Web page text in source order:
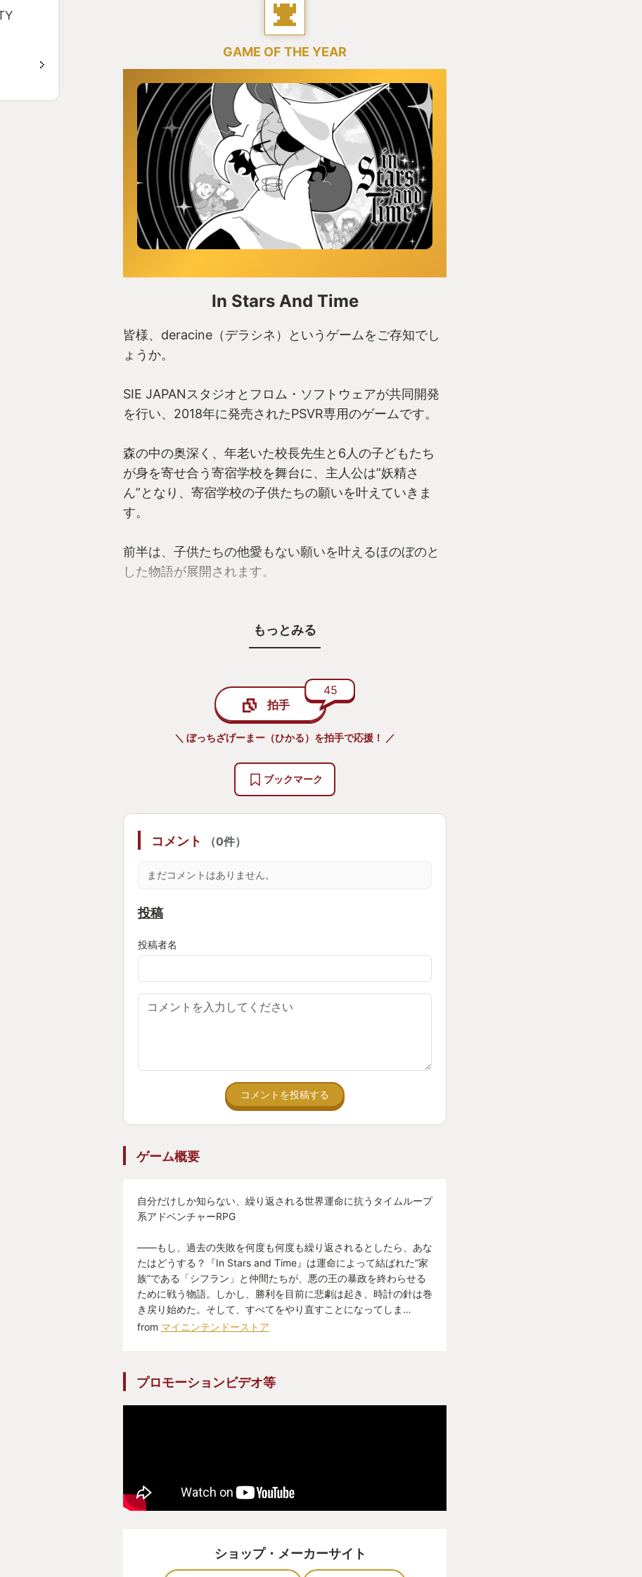
GAME OF THE YEAR
In Stars And Time
皆様、deracine（デラシネ）というゲームをご存知でし
ょうか。
SIE JAPANスタジオとフロム・ソフトウェアが共同開発
を行い、2018年に発売されたPSVR専用のゲームです。
森の中の奥深く、年老いた校長先生と6人の子どもたち
が身を寄せ合う寄宿学校を舞台に、主人公は”妖精さ
ん”となり、寄宿学校の子供たちの願いを叶えていきま
す。
前半は、子供たちの他愛もない願いを叶えるほのぼのと
した物語が展開されます。
他の子へのいたずらを仕掛けたり、子供たちが（妖精さ
ん（＝プレイヤー）に向けて）音楽会を開いてくれるの
VRゴーグルを通して子供たちと暖かな時間を過ごしてい
くうちに、プレイヤーは、どうかこの子たちの人生に幸
寄宿学校という鳥かごから一歩を踏み出した子供たち。
す術もなく見守ることしかできないプレイヤー。
なんとかならないのか、とMoveコントローラーをめち
ゃくちゃに振り回しながら、VRゴーグル越しに涙する自
まさかデラシネを始めたときは、こんなに感情を動かさ
れることになるとは思いませんでした。
“ゲームの主人公”と”自分”の壁が取り払われ、ただひたす
ら感情に飲み込まれる経験はこれきりでした。
---------------------------------------------------------
冒頭でも述べましたが、デラシネはPSVR専用のゲームで
す。
まあ必須のツールが多いということは、それだけ最適解
で、そこをドンピシャにハメてきたフロムソフトウェア
もっとみる
拍手
45
＼ ぼっちざげーまー（ひかる）を拍手で応援！ ／
ブックマーク
コメント （0件）
まだコメントはありません。
投稿
投稿者名
コメントを投稿する
ゲーム概要
自分だけしか知らない、繰り返される世界運命に抗うタイムループ
系アドベンチャーRPG
――もし、過去の失敗を何度も何度も繰り返されるとしたら、あな
たはどうする？『In Stars and Time』は運命によって結ばれた”家
族”である「シフラン」と仲間たちが、悪の王の暴政を終わらせる
ために戦う物語。しかし、勝利を目前に悲劇は起き、時計の針は巻
き戻り始めた。そして、すべてをやり直すことになってしま…
from マイニンテンドーストア
プロモーションビデオ等
ショップ・メーカーサイト